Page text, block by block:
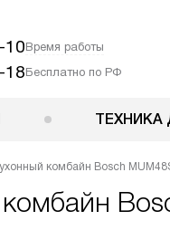
10Время работы
18Бесплатно по РФ
ТЕХНИКА
комбайн Bosch